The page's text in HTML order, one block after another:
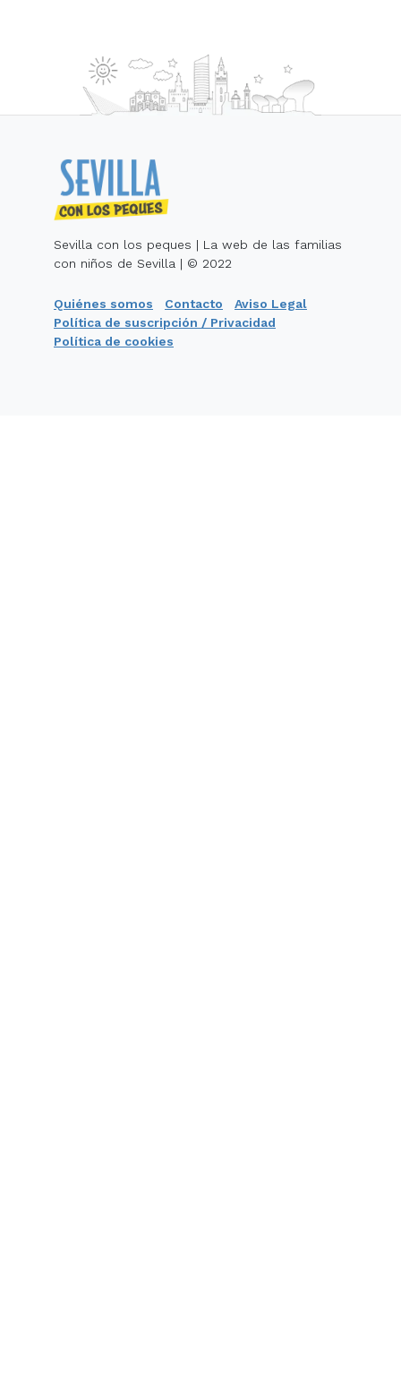
Sevilla con los peques | La web de las familias
con niños de Sevilla | © 2022
Quiénes somos Contacto
Aviso Legal
Política de suscripción / Privacidad
Política de cookies